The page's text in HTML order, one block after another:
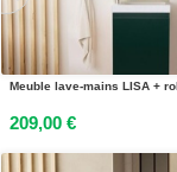
209,00 €